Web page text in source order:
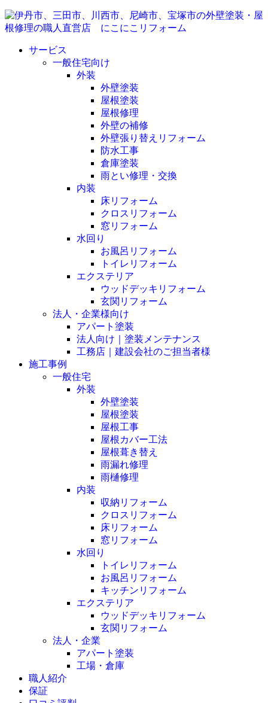
サービス
一般住宅向け
外装
外壁塗装
屋根塗装
屋根修理
外壁の補修
外壁張り替えリフォーム
防水工事
倉庫塗装
雨とい修理・交換
内装
床リフォーム
クロスリフォーム
窓リフォーム
水回り
お風呂リフォーム
トイレリフォーム
エクステリア
ウッドデッキリフォーム
玄関リフォーム
法人・企業様向け
アパート塗装
法人向け｜塗装メンテナンス
工務店｜建設会社のご担当者様
施工事例
一般住宅
外装
外壁塗装
屋根塗装
屋根工事
屋根カバー工法
屋根葺き替え
雨漏れ修理
雨樋修理
内装
収納リフォーム
クロスリフォーム
床リフォーム
窓リフォーム
水回り
トイレリフォーム
お風呂リフォーム
キッチンリフォーム
エクステリア
ウッドデッキリフォーム
玄関リフォーム
法人・企業
アパート塗装
工場・倉庫
職人紹介
保証